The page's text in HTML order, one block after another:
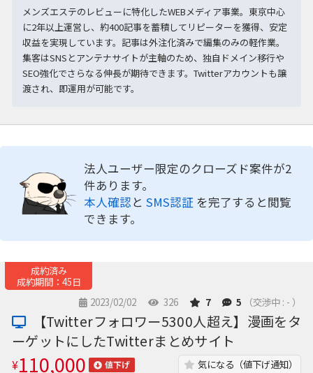
メンズエステのレビューに特化したWEBメディア事業。東京中心
に2年以上運営し、約400記事を蓄積してリピーターを獲得、安定
収益を実現しています。記事は外注化済みで編集のみの軽作業。
集客はSNSとアンテナサイトが主軸のため、独自ドメイン移行や
SEO強化でさらなる伸長が期待できます。Twitterアカウントも譲
渡され、即運用が可能です。
法人ユーザー限定のクローズド案件が2
件あります。
本人確認と SMS認証 を完了すると閲覧
できます。
成約済み
成約期間：45日
2023/02/02
326 7 5 （交渉中 : - ）
【Twitterフォロワー5300人超え】漫画をタ
ーゲットにしたTwitterまとめサイト
¥110,000 値下げ 気になる（値下げ通知）